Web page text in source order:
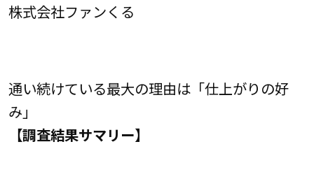
株式会社ファンくる
通い続けている最大の理由は「仕上がりの好
み」
【調査結果サマリー】